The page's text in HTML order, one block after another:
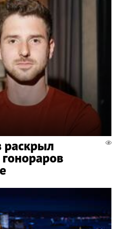
раскрыл